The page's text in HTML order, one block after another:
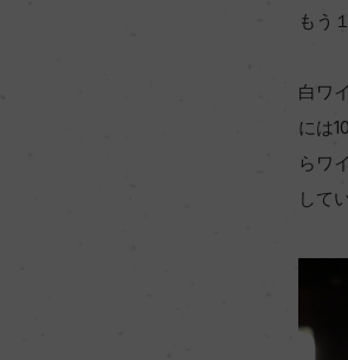
もう
白ワ
には
らワ
して